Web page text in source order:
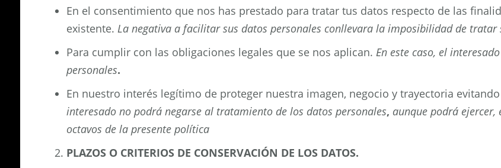
En el consentimiento que nos has prestado para tratar tus datos respecto de las
existente. La negativa a facilitar sus datos personales conllevara la imposibilidad de tratar
Para cumplir con las obligaciones legales que se nos aplican. En este caso, el
personales.
En nuestro interés legítimo de proteger nuestra imagen, negocio y trayectoria
interesado no podrá negarse al tratamiento de los datos personales, aunque podrá ejercer,
octavos de la presente política
PLAZOS O CRITERIOS DE CONSERVACIÓN DE LOS DATOS.